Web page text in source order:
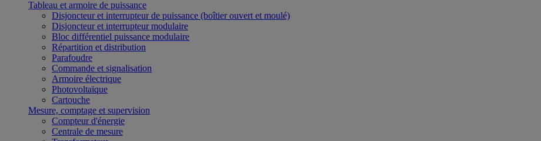
Tableau et armoire de puissance
Disjoncteur et interrupteur de puissance (boîtier ouvert et moulé)
Disjoncteur et interrupteur modulaire
Bloc différentiel puissance modulaire
Répartition et distribution
Parafoudre
Commande et signalisation
Armoire électrique
Photovoltaïque
Cartouche
Mesure, comptage et supervision
Compteur d'énergie
Centrale de mesure